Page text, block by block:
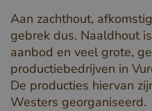
Aan zachthout,
gebrek dus. Naaldhout
aanbod en veel grote,
productiebedrijven in
De producties hiervan
Westers georganiseerd.